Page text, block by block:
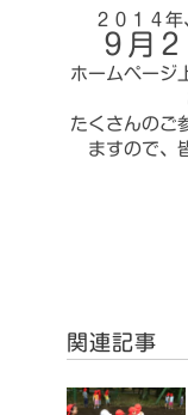
２０１４
９月
ホームページ
たくさんのご
ますので、
関連記事